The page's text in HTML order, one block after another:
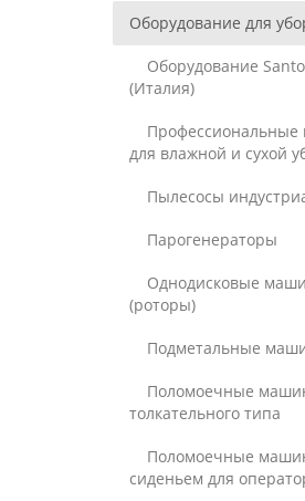
Оборудование для
Оборудование
(Италия)
Профессиональные
для влажной и сухой
Пылесосы
Парогенераторы
Однодисковые
(роторы)
Подметальные
Поломоечные
толкательного типа
Поломоечные
сиденьем для